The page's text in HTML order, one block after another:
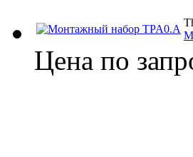
Цена по